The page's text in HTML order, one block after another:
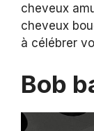
cheveux
cheveux
à célébrer
Bob